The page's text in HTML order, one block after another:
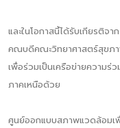
และในโอกาสนี้ได้รับเกียรติจ
คณบดีคณะวิทยาศาสตร์สุขภ
เพื่อร่วมเป็นเครือข่ายความ
ภาคเหนือด้วย
ศูนย์ออกแบบสภาพแวดล้อม